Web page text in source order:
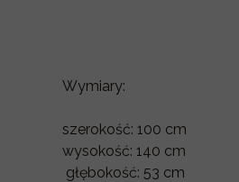
Wymiary:
szerokość: 100 cm
wysokość: 140 cm
głębokość: 53 cm